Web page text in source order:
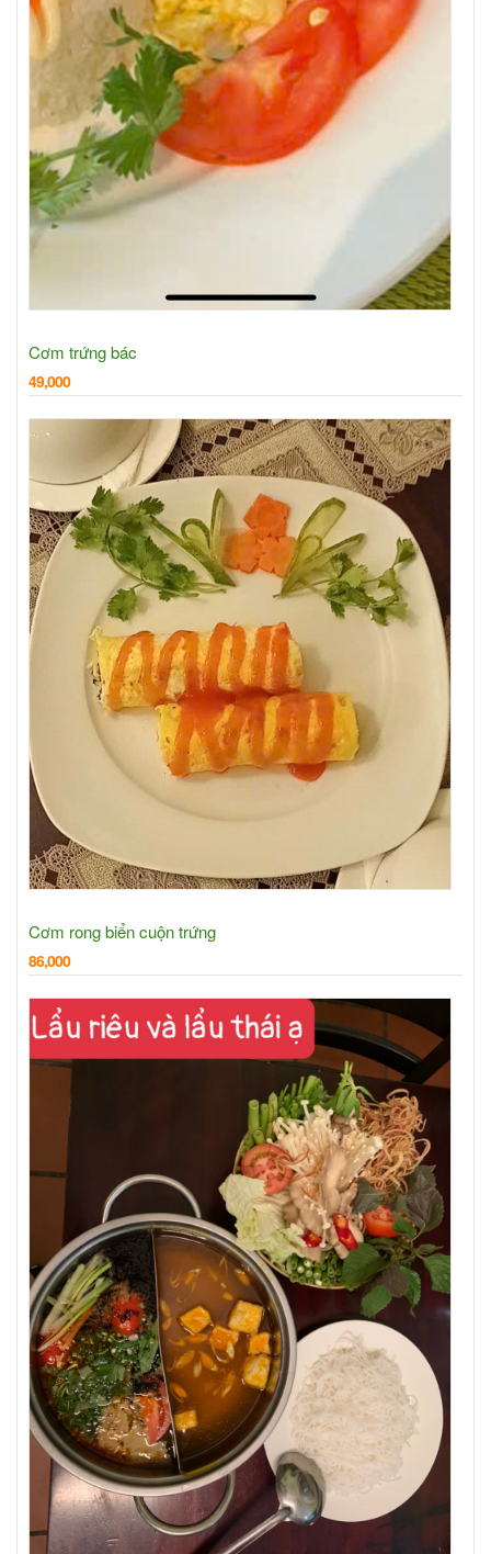
Cơm trứng bác
49,000
Cơm rong biển cuộn trứng
86,000